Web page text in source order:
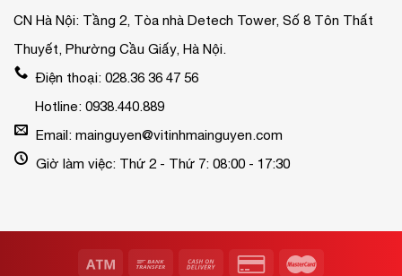
CN Hà Nội: Tầng 2, Tòa nhà Detech Tower, Số 8 Tôn Thất
Thuyết, Phường Cầu Giấy, Hà Nội.
Điện thoại: 028.36 36 47 56
Hotline: 0938.440.889
Email: mainguyen@vitinhmainguyen.com
Giờ làm việc: Thứ 2 - Thứ 7: 08:00 - 17:30